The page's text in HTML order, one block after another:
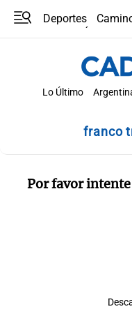
Deportes
Lo Último
franco
Por favor